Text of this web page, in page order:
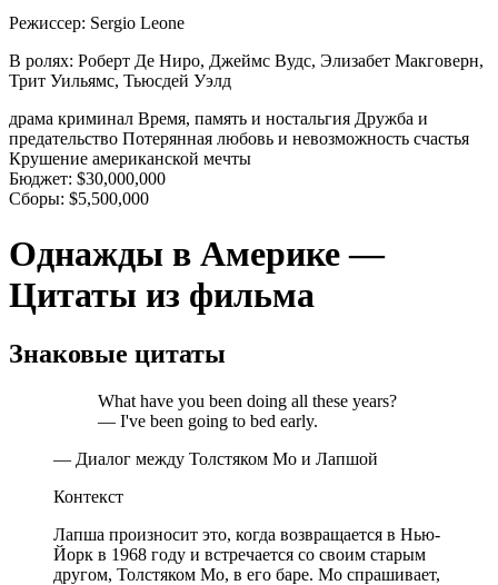
Режиссер: Sergio Leone
В ролях: Роберт Де Ниро, Джеймс Вудс, Элизабет Макговерн,
Трит Уильямс, Тьюсдей Уэлд
драма криминал Время, память и ностальгия Дружба и
предательство Потерянная любовь и невозможность счастья
Крушение американской мечты
Бюджет: $30,000,000
Сборы: $5,500,000
Однажды в Америке —
Цитаты из фильма
Знаковые цитаты
What have you been doing all these years?
— I've been going to bed early.
— Диалог между Толстяком Мо и Лапшой
Контекст
Лапша произносит это, когда возвращается в Нью-
Йорк в 1968 году и встречается со своим старым
другом, Толстяком Мо, в его баре. Мо спрашивает,